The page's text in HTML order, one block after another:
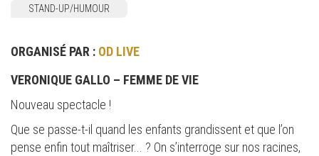
STAND-UP/HUMOUR
ORGANISÉ PAR : OD LIVE
VERONIQUE GALLO – FEMME DE VIE
Nouveau spectacle !
Que se passe-t-il quand les enfants grandissent et que l’on
pense enfin tout maîtriser... ? On s’interroge sur nos racines,